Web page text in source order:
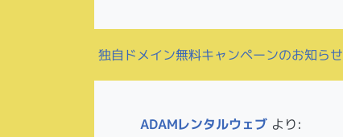
投稿ナビゲーション
独自ドメイン無料キャンペーンのお知らせ
ADAMレンタルウェブ より: